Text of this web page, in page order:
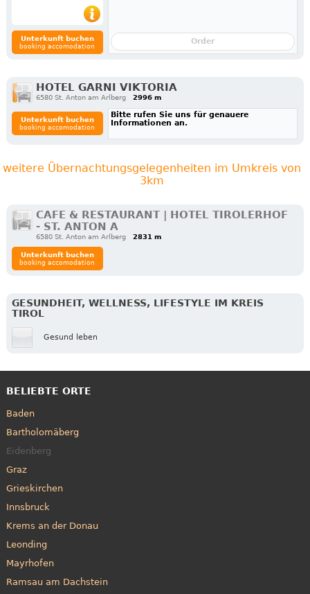
Unterkunft buchen
booking accomodation
Order
HOTEL GARNI VIKTORIA
6580 St. Anton am Arlberg 2996 m
Unterkunft buchen
booking accomodation
Bitte rufen Sie uns für genauere
Informationen an.
weitere Übernachtungsgelegenheiten im Umkreis von
3km
CAFE & RESTAURANT | HOTEL TIROLERHOF
- ST. ANTON A
6580 St. Anton am Arlberg 2831 m
Unterkunft buchen
booking accomodation
GESUNDHEIT, WELLNESS, LIFESTYLE IM KREIS
TIROL
Gesund leben
BELIEBTE ORTE
Baden
Bartholomäberg
Eidenberg
Graz
Grieskirchen
Innsbruck
Krems an der Donau
Leonding
Mayrhofen
Ramsau am Dachstein